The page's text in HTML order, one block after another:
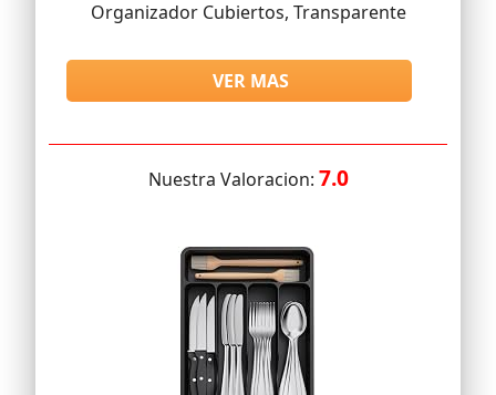
Organizador Cubiertos, Transparente
VER MAS
Nuestra Valoracion: 7.0